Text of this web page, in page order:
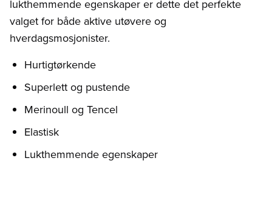
lukthemmende egenskaper er dette det perfekte
valget for både aktive utøvere og
hverdagsmosjonister.
Hurtigtørkende
Superlett og pustende
Merinoull og Tencel
Elastisk
Lukthemmende egenskaper